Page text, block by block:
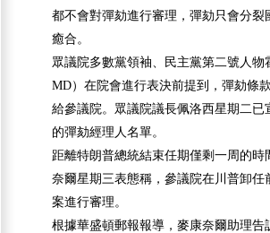
都不會對彈劾進行審理，彈劾只會分
癒合。
眾議院多數黨領袖、民主黨第二號人物
MD）在院會進行表決前提到，彈劾條
給參議院。眾議院議長佩洛西星期二已
的彈劾經理人名單。
距離特朗普總統結束任期僅剩一周的
奈爾星期三表態稱，參議院在川普卸
案進行審理。
根據華盛頓郵報報導，麥康奈爾助理